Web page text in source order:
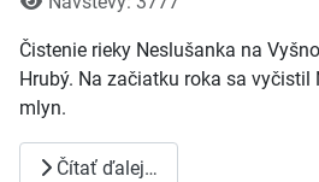
Čistenie rieky Neslušanka na
Hrubý. Na začiatku roka sa vyčistil
mlyn.
Čítať ďalej…